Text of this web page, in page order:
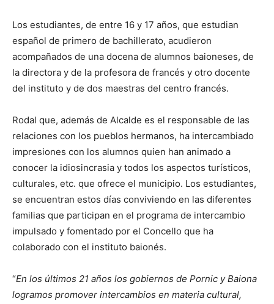
Los estudiantes, de entre 16 y 17 años, que estudian
español de primero de bachillerato, acudieron
acompañados de una docena de alumnos baioneses, de
la directora y de la profesora de francés y otro docente
del instituto y de dos maestras del centro francés.
Rodal que, además de Alcalde es el responsable de las
relaciones con los pueblos hermanos, ha intercambiado
impresiones con los alumnos quien han animado a
conocer la idiosincrasia y todos los aspectos turísticos,
culturales, etc. que ofrece el municipio. Los estudiantes,
se encuentran estos días conviviendo en las diferentes
familias que participan en el programa de intercambio
impulsado y fomentado por el Concello que ha
colaborado con el instituto baionés.
“En los últimos 21 años los gobiernos de Pornic y Baiona
logramos promover intercambios en materia cultural,